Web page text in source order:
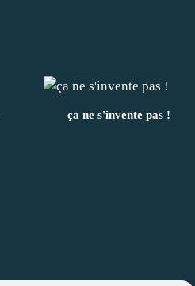
ça ne s'invente pas !